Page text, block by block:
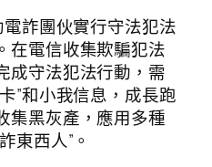
電詐團伙實行守法犯法
在電信收集欺騙犯法
成守法犯法行動，需
”和小我信息，成長跑
集黑灰產，應用多種
東西人”。